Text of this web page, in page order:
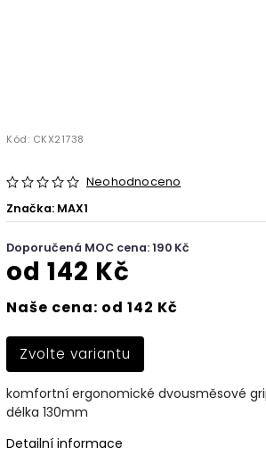
Kód: CKX21738
Neohodnoceno
Značka: MAX1
Doporučená MOC cena: 190 Kč
od 142 Kč
Naše cena: od 142 Kč
Zvolte variantu
komfortní ergonomické dvousměsové
délka 130mm
Detailní informace